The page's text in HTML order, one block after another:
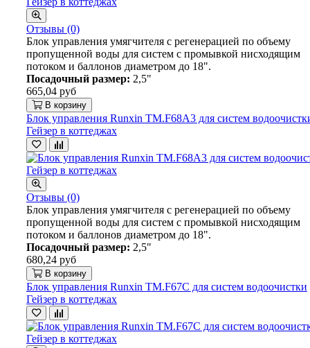
Отзывы (0)
Блок управления умягчителя с регенерацией по объему
пропущенной воды для систем с промывкой нисходящим
потоком и баллонов диаметром до 18".
Посадочный размер: 2,5"
665,04 руб
В корзину
Блок управления Runxin TM.F68A3 для систем
Гейзер в коттеджах
Отзывы (0)
Блок управления умягчителя с регенерацией по объему
пропущенной воды для систем с промывкой нисходящим
потоком и баллонов диаметром до 18".
Посадочный размер: 2,5"
680,24 руб
В корзину
Блок управления Runxin TM.F67C для систем водоочистки
Гейзер в коттеджах